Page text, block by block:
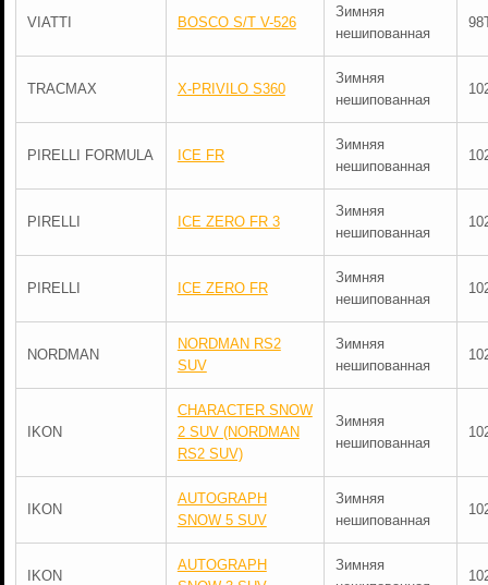
VIATTI BOSCO S/T V-526
Зимняя
нешипованная
TRACMAX X-PRIVILO S360
Зимняя
нешипованная
PIRELLI FORMULA ICE FR
Зимняя
нешипованная
PIRELLI ICE ZERO FR 3
Зимняя
нешипованная
PIRELLI ICE ZERO FR
Зимняя
нешипованная
NORDMAN
NORDMAN RS2
SUV
Зимняя
нешипованная
IKON
CHARACTER SNOW
2 SUV (NORDMAN
RS2 SUV)
Зимняя
нешипованная
IKON
AUTOGRAPH
SNOW 5 SUV
Зимняя
нешипованная
IKON
AUTOGRAPH
Зимняя